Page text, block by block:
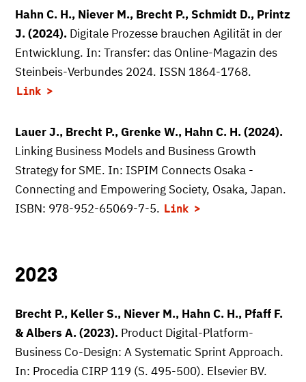
Hahn C. H., Niever M., Brecht P., Schmidt D., Printz
J. (2024). Digitale Prozesse brauchen Agilität in der
Entwicklung. In: Transfer: das Online-Magazin des
Steinbeis-Verbundes 2024. ISSN 1864-1768.
Link
Lauer J., Brecht P., Grenke W., Hahn C. H. (2024).
Linking Business Models and Business Growth
Strategy for SME. In: ISPIM Connects Osaka -
Connecting and Empowering Society, Osaka, Japan.
ISBN: 978-952-65069-7-5. Link
2023
Brecht P., Keller S., Niever M., Hahn C. H., Pfaff F.
& Albers A. (2023). Product Digital-Platform-
Business Co-Design: A Systematic Sprint Approach.
In: Procedia CIRP 119 (S. 495-500). Elsevier BV.